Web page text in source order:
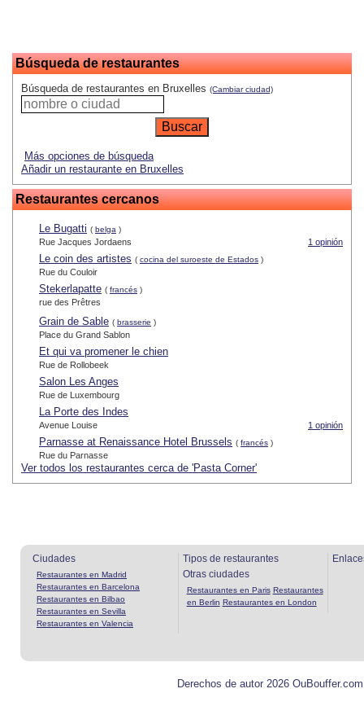
Búsqueda de restaurantes
Búsqueda de restaurantes en Bruxelles (Cambiar ciudad)
Más opciones de búsqueda
Añadir un restaurante en Bruxelles
Restaurantes cercanos
Le Bugatti ( belga )
1 opinión
Rue Jacques Jordaens
Le coin des artistes ( cocina del suroeste de Estados )
Rue du Couloir
Stekerlapatte ( francés )
rue des Prêtres
Grain de Sable ( brasserie )
Place du Grand Sablon
Et qui va promener le chien
Rue de Rollobeek
Salon Les Anges
Rue de Luxembourg
La Porte des Indes
1 opinión
Avenue Louise
Parnasse at Renaissance Hotel Brussels ( francés )
Rue du Parnasse
Ver todos los restaurantes cerca de 'Pasta Corner'
Ciudades
Restaurantes en Madrid
Restaurantes en Barcelona
Restaurantes en Bilbao
Restaurantes en Sevilla
Restaurantes en Valencia
Tipos de restaurantes
Otras ciudades
Restaurantes en Paris Restaurantes
en Berlin Restaurantes en London
Derechos de autor 2026